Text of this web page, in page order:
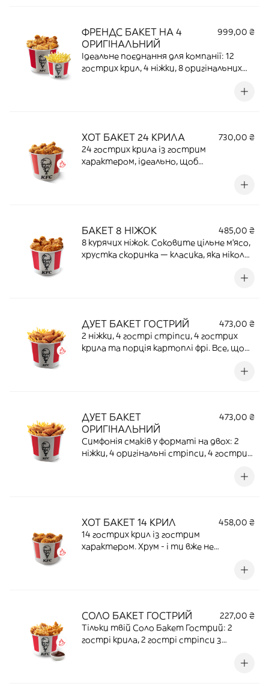
ФРЕНДС БАКЕТ НА 4
ОРИГІНАЛЬНИЙ
999,00 ₴
Ідеальне поєднання для компанії: 12
гострих крил, 4 ніжки, 8 оригінальних
ХОТ БАКЕТ 24 КРИЛА
730,00 ₴
24 гострих крила із гострим
характером, ідеально, щоб
БАКЕТ 8 НIЖОК
485,00 ₴
8 курячих ніжок. Соковите цільне м’ясо,
хрустка скоринка — класика, яка ніколи
ДУЕТ БАКЕТ ГОСТРИЙ
473,00 ₴
2 ніжки, 4 гострі стріпси, 4 гострих
крила та порція картоплі фрі. Все, що
ДУЕТ БАКЕТ
ОРИГІНАЛЬНИЙ
473,00 ₴
Симфонія смаків у форматі на двох: 2
ніжки, 4 оригінальні стріпси, 4 гострих
ХОТ БАКЕТ 14 КРИЛ
458,00 ₴
14 гострих крил із гострим
характером. Хрум - і ти вже не
СОЛО БАКЕТ ГОСТРИЙ
227,00 ₴
Тільки твій Соло Бакет Гострий: 2
гострі крила, 2 гострi стріпси з